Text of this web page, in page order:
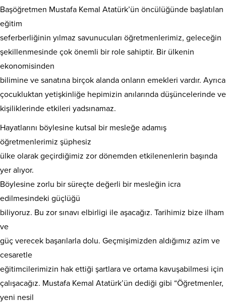
Başöğretmen Mustafa Kemal Atatürk’ün öncülüğünde başlatılan
eğitim
seferberliğinin yılmaz savunucuları öğretmenlerimiz, geleceğin
şekillenmesinde çok önemli bir role sahiptir. Bir ülkenin
ekonomisinden
bilimine ve sanatına birçok alanda onların emekleri vardır. Ayrıca
çocukluktan yetişkinliğe hepimizin anılarında düşüncelerinde ve
kişiliklerinde etkileri yadsınamaz.
Hayatlarını böylesine kutsal bir mesleğe adamış
öğretmenlerimiz şüphesiz
ülke olarak geçirdiğimiz zor dönemden etkilenenlerin başında
yer alıyor.
Böylesine zorlu bir süreçte değerli bir mesleğin icra
edilmesindeki güçlüğü
biliyoruz. Bu zor sınavı elbirligi ile aşacağız. Tarihimiz bize ilham
ve
güç verecek başarılarla dolu. Geçmişimizden aldığımız azim ve
cesaretle
eğitimcilerimizin hak ettiği şartlara ve ortama kavuşabilmesi için
çalışacağız. Mustafa Kemal Atatürk’ün dediği gibi “Öğretmenler,
yeni nesil